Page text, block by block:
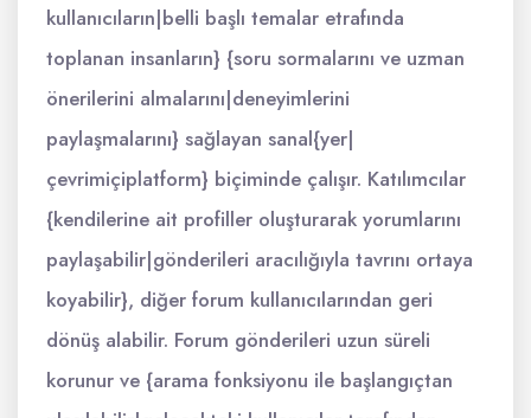
kullanıcıların|belli başlı temalar etrafında
toplanan insanların} {soru sormalarını ve uzman
önerilerini almalarını|deneyimlerini
paylaşmalarını} sağlayan sanal{yer|
çevrimiçiplatform} biçiminde çalışır. Katılımcılar
{kendilerine ait profiller oluşturarak yorumlarını
paylaşabilir|gönderileri aracılığıyla tavrını ortaya
koyabilir}, diğer forum kullanıcılarından geri
dönüş alabilir. Forum gönderileri uzun süreli
korunur ve {arama fonksiyonu ile başlangıçtan